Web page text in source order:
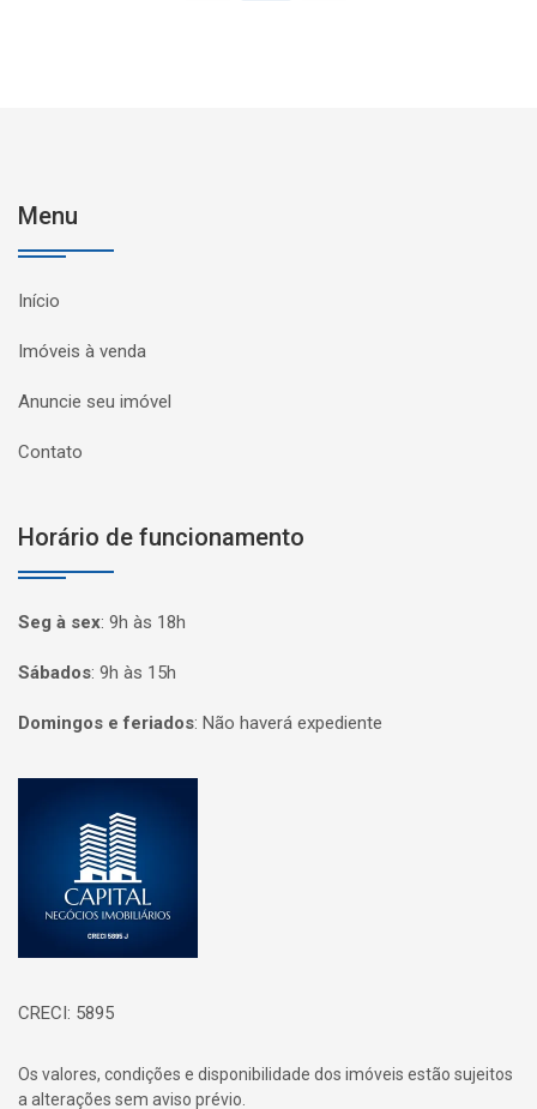
Menu
Início
Imóveis à venda
Anuncie seu imóvel
Contato
Horário de funcionamento
Seg à sex: 9h às 18h
Sábados: 9h às 15h
Domingos e feriados: Não haverá expediente
CRECI: 5895
Os valores, condições e disponibilidade dos imóveis estão sujeitos
a alterações sem aviso prévio.